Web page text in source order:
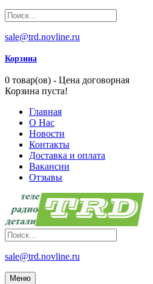
sale@trd.novline.ru
Корзина
0 товар(ов) - Цена договорная
Корзина пуста!
Главная
О Нас
Новости
Контакты
Доставка и оплата
Вакансии
Отзывы
sale@trd.novline.ru
Меню